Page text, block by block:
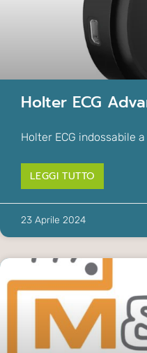
Holter ECG
Holter ECG indossabile
LEGGI TUTTO
23 Aprile 2024